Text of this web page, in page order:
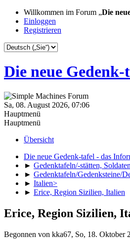
Willkommen im Forum „Die
Einloggen
Registrieren
Die neue
Sa, 08. August 2026, 07:06
Hauptmenü
Hauptmenü
Übersicht
Die neue Gedenk-tafel - das
► Gedenktafeln/-stätten,
► Gedenktafeln/Gedenksteine/
► Italien>
► Erice, Region Sizilien, Italien
Erice, Region Sizilien,
Begonnen von kka67, So, 18. Oktober